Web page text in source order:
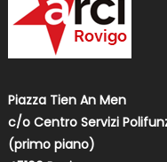
Piazza Tien An Men
c/o Centro Servizi
(primo piano)